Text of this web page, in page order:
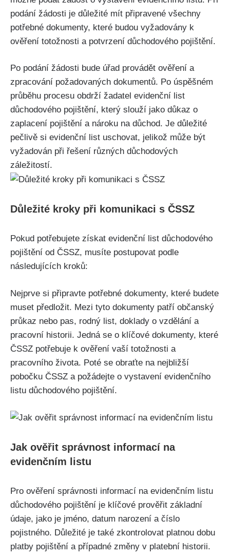
podání žádosti je důležité mít připravené všechny
potřebné dokumenty, které budou vyžadovány k
ověření totožnosti a potvrzení důchodového pojištění.
Po podání žádosti bude úřad provádět ověření a
zpracování požadovaných dokumentů. Po úspěšném
průběhu procesu obdrží žadatel evidenční list
důchodového pojištění, který slouží jako důkaz o
zaplacení pojištění a nároku na důchod. Je důležité
pečlivě si evidenční list uschovat, jelikož může být
vyžadován při řešení různých důchodových
záležitostí.
Důležité kroky při komunikaci s ČSSZ
Pokud potřebujete získat evidenční list důchodového
pojištění od ČSSZ, musíte postupovat podle
následujících kroků:
Nejprve si připravte potřebné dokumenty, které budete
muset předložit. Mezi tyto dokumenty patří občanský
průkaz nebo pas, rodný list, doklady o vzdělání a
pracovní historii. Jedná se o klíčové dokumenty, které
ČSSZ potřebuje k ověření vaší totožnosti a
pracovního života. Poté se obraťte na nejbližší
pobočku ČSSZ a požádejte o vystavení evidenčního
listu důchodového pojištění.
Jak ověřit správnost informací na
evidenčním listu
Pro ověření správnosti informací na evidenčním listu
důchodového pojištění je klíčové prověřit základní
údaje, jako je jméno, datum narození a číslo
pojistného. Důležité je také zkontrolovat platnou dobu
platby pojištění a případné změny v platební historii.